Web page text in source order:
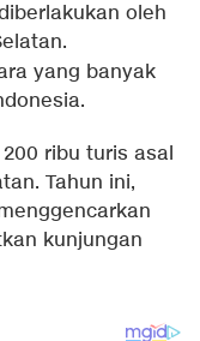
oleh
yang banyak
ribu turis asal
Tahun ini,
kunjungan